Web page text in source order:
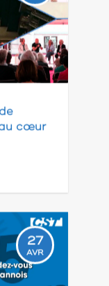
cœur
27
AVR